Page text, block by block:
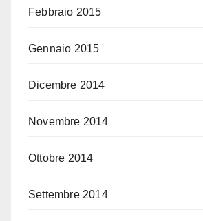
Febbraio 2015
Gennaio 2015
Dicembre 2014
Novembre 2014
Ottobre 2014
Settembre 2014